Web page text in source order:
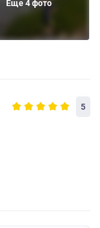
Еще 4 фото
5